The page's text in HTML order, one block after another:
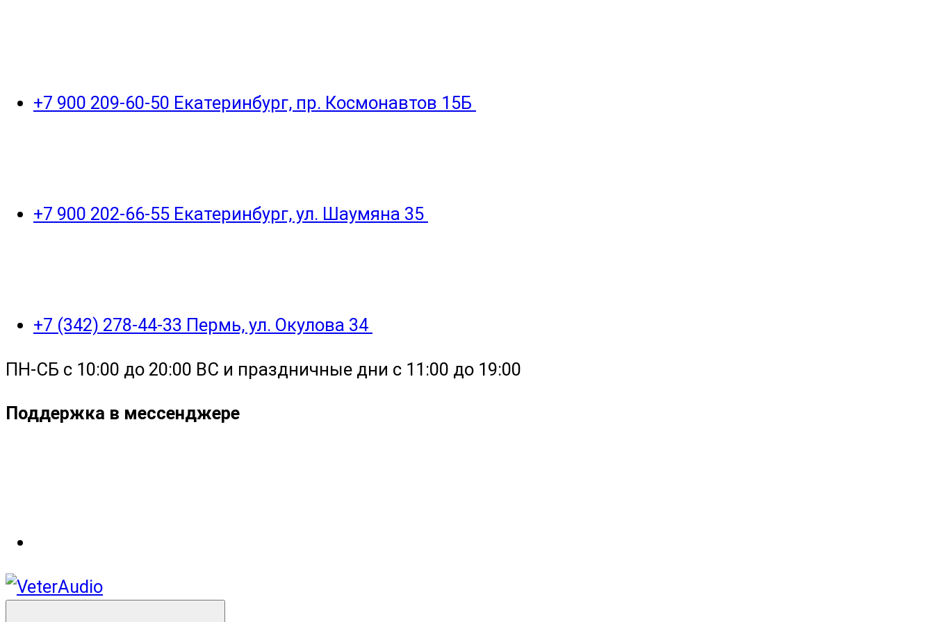
+7 900 209-60-50 Екатеринбург, пр. Космонавтов 15Б
+7 900 202-66-55 Екатеринбург, ул. Шаумяна 35
+7 (342) 278-44-33 Пермь, ул. Окулова 34
ПН-СБ с 10:00 до 20:00 ВС и праздничные дни с 11:00 до 19:00
Поддержка в мессенджере